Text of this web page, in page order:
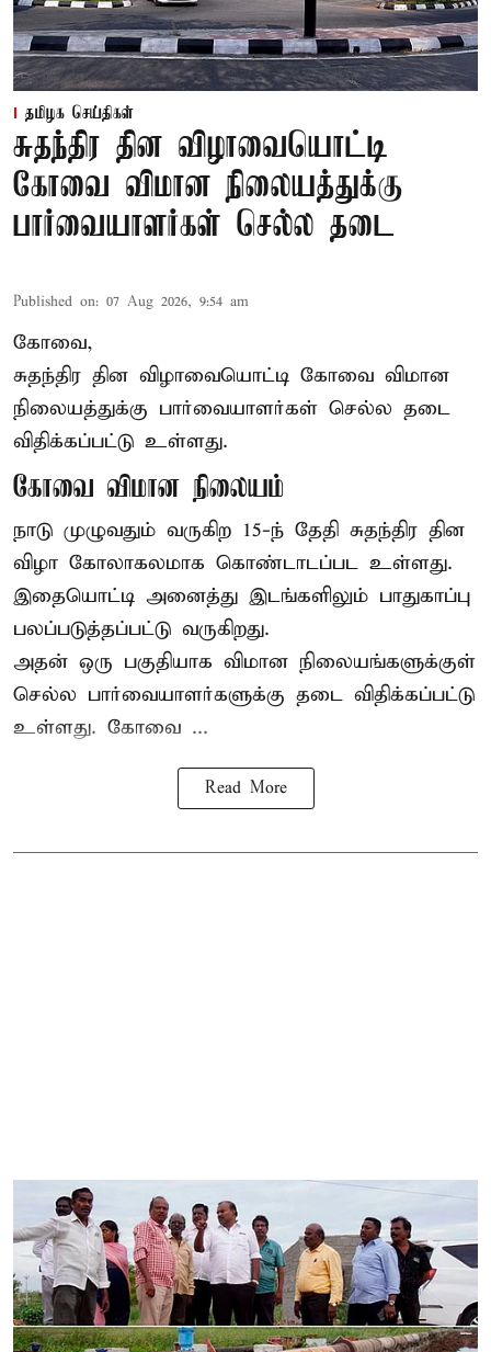
தமிழக செய்திகள்
சுதந்திர தின விழாவையொட்டி
கோவை விமான நிலையத்துக்கு
பார்வையாளர்கள் செல்ல தடை
Published on: 07 Aug 2026, 9:54 am
கோவை,
சுதந்திர தின விழாவையொட்டி கோவை விமான
நிலையத்துக்கு பார்வையாளர்கள் செல்ல தடை
விதிக்கப்பட்டு உள்ளது.
கோவை விமான நிலையம்
நாடு முழுவதும் வருகிற 15-ந் தேதி சுதந்திர தின
விழா கோலாகலமாக கொண்டாடப்பட உள்ளது.
இதையொட்டி அனைத்து இடங்களிலும் பாதுகாப்பு
பலப்படுத்தப்பட்டு வருகிறது.
அதன் ஒரு பகுதியாக விமான நிலையங்களுக்குள்
செல்ல பார்வையாளர்களுக்கு தடை விதிக்கப்பட்டு
உள்ளது. கோவை ...
Read More